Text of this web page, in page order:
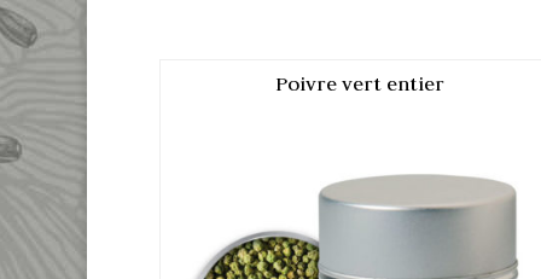
Poivre vert entier